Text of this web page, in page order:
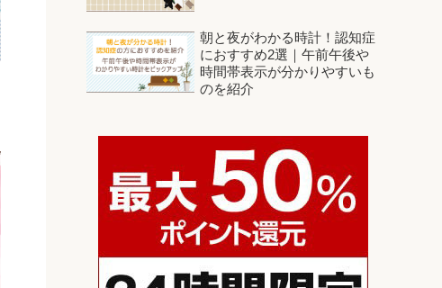
朝と夜がわかる時計！認知症
におすすめ2選｜午前午後や
時間帯表示が分かりやすいも
のを紹介